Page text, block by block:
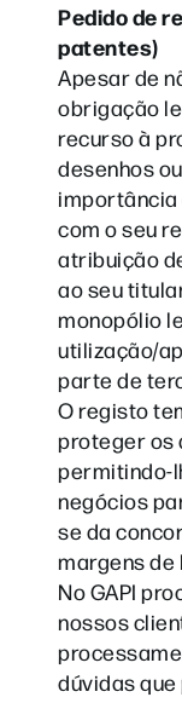
Pedido de
patentes)
Apesar de
obrigação
recurso à
desenhos
importância
com o seu
atribuição
ao seu
monopólio
utilização/
parte de
O registo
proteger os
permitindo-
negócios
se da
margens de
No GAPI
nossos
dúvidas